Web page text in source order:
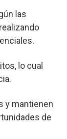
las
lo cual
y mantienen
de